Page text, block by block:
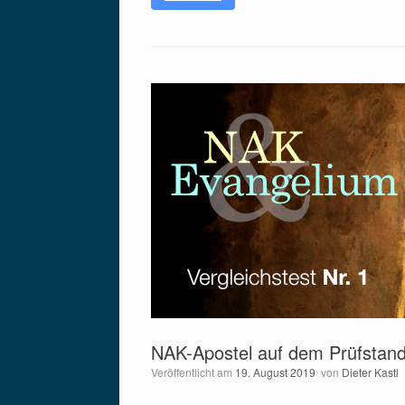
NAK-Apostel auf dem
Veröffentlicht am 19. August 2019 von Dieter Kastl